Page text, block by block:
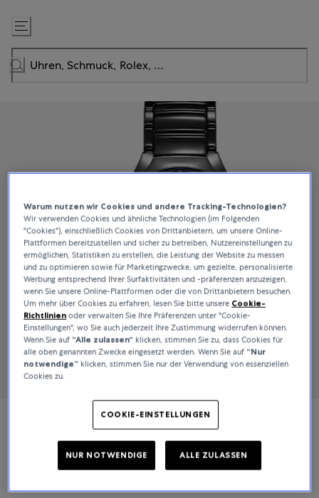
Zum
Inhalt
springen
Warum nutzen wir Cookies und andere Tracking-Technologien?
Wir verwenden Cookies und ähnliche Technologien (im Folgenden
"Cookies"), einschließlich Cookies von Drittanbietern, um unsere Online-
Plattformen bereitzustellen und sicher zu betreiben, Nutzereinstellungen zu
ermöglichen, Statistiken zu erstellen, die Leistung der Website zu messen
und zu optimieren sowie für Marketingzwecke, um gezielte, personalisierte
Werbung entsprechend Ihrer Surfaktivitäten und -präferenzen anzuzeigen,
wenn Sie unsere Online-Plattformen oder die von Drittanbietern besuchen.
Um mehr über Cookies zu erfahren, lesen Sie bitte unsere Cookie-
Richtlinien oder verwalten Sie Ihre Präferenzen unter "Cookie-
Einstellungen", wo Sie auch jederzeit Ihre Zustimmung widerrufen können.
Wenn Sie auf “Alle zulassen“ klicken, stimmen Sie zu, dass Cookies für
alle oben genannten Zwecke eingesetzt werden. Wenn Sie auf “Nur
notwendige” klicken, stimmen Sie nur der Verwendung von essenziellen
Cookies zu.
COOKIE-EINSTELLUNGEN
NUR NOTWENDIGE ALLE ZULASSEN